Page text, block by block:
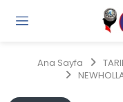
Ana Sayfa